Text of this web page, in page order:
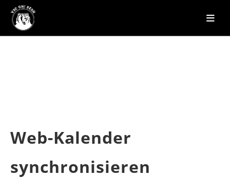
Web-Kalender
synchronisieren